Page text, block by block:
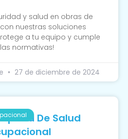
y salud en obras de
nuestras soluciones
a tu equipo y cumple
normativas!
27 de diciembre de 2024
De Salud